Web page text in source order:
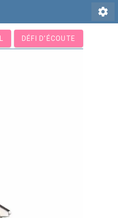
settings
DÉFI D’ÉCOUTE